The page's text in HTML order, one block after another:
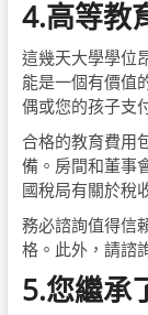
4.高等教
這幾天大學學位
能是一個有價值
偶或您的孩子支
合格的教育費用
備。房間和董事
國稅局有關於稅
務必諮詢值得信
格。此外，請諮
5.您繼承